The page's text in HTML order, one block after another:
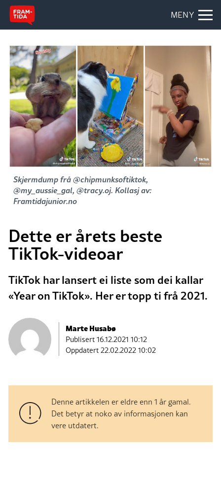
MENY
Skjermdump frå @chipmunksoftiktok,
@my_aussie_gal, @tracy.oj. Kollasj av:
Framtidajunior.no
Dette er årets beste
TikTok-videoar
TikTok har lansert ei liste som dei kallar
«Year on TikTok». Her er topp ti frå 2021.
Marte Husabø
Publisert16.12.2021 10:12
Oppdatert 22.02.2022 10:02
Denne artikkelen er eldre enn 1 år gamal.
Det betyr at noko av informasjonen kan
vere utdatert.